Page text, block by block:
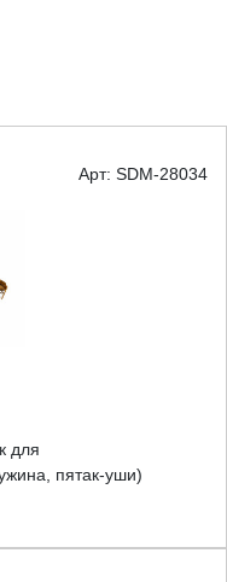
Арт: SDM-28034
для
пятак-уши)